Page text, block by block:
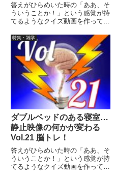
答えがひらめいた時の「ああ、そ
ういうことか！」という感覚が持
てるようなクイズ動画を作ってみ
画に答えはありませんので、最後
まで繰り返し見られます。
特集・雑学
ダブルベッドのある寝室…
静止映像の何かが変わる
Vol.21 脳トレ！
答えがひらめいた時の「ああ、そ
ういうことか！」という感覚が持
てるようなクイズ動画を作ってみ